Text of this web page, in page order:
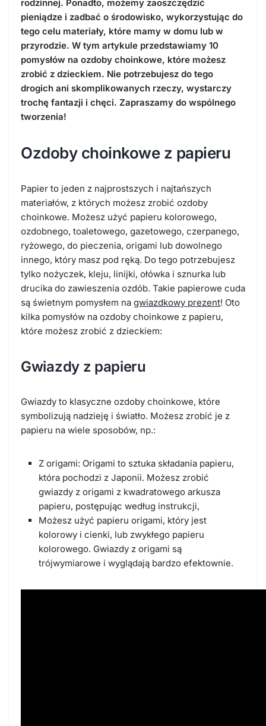
rodzinnej. Ponadto, możemy zaoszczędzić
pieniądze i zadbać o środowisko, wykorzystując do
tego celu materiały, które mamy w domu lub w
przyrodzie. W tym artykule przedstawiamy 10
pomysłów na ozdoby choinkowe, które możesz
zrobić z dzieckiem. Nie potrzebujesz do tego
drogich ani skomplikowanych rzeczy, wystarczy
trochę fantazji i chęci. Zapraszamy do wspólnego
tworzenia!
Ozdoby choinkowe z papieru
Papier to jeden z najprostszych i najtańszych
materiałów, z których możesz zrobić ozdoby
choinkowe. Możesz użyć papieru kolorowego,
ozdobnego, toaletowego, gazetowego, czerpanego,
ryżowego, do pieczenia, origami lub dowolnego
innego, który masz pod ręką. Do tego potrzebujesz
tylko nożyczek, kleju, linijki, ołówka i sznurka lub
drucika do zawieszenia ozdób. Takie papierowe cuda
są świetnym pomysłem na gwiazdkowy prezent! Oto
kilka pomysłów na ozdoby choinkowe z papieru,
które możesz zrobić z dzieckiem:
Gwiazdy z papieru
Gwiazdy to klasyczne ozdoby choinkowe, które
symbolizują nadzieję i światło. Możesz zrobić je z
papieru na wiele sposobów, np.:
Z origami: Origami to sztuka składania papieru,
która pochodzi z Japonii. Możesz zrobić
gwiazdy z origami z kwadratowego arkusza
papieru, postępując według instrukcji,
Możesz użyć papieru origami, który jest
kolorowy i cienki, lub zwykłego papieru
kolorowego. Gwiazdy z origami są
trójwymiarowe i wyglądają bardzo efektownie.